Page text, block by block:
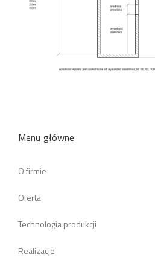
Menu główne
O firmie
Oferta
Technologia produkcji
Realizacje